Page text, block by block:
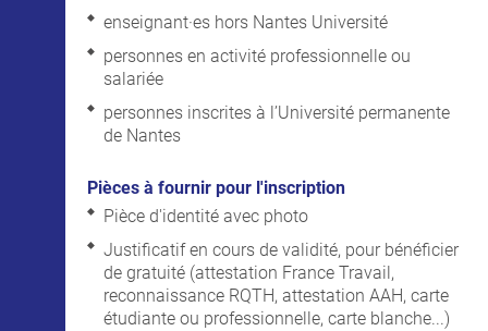
enseignant·es hors Nantes Université
personnes en activité professionnelle ou
salariée
personnes inscrites à l’Université permanente
de Nantes
Pièces à fournir pour l'inscription
Pièce d'identité avec photo
Justificatif en cours de validité, pour bénéficier
de gratuité (attestation France Travail,
reconnaissance RQTH, attestation AAH, carte
étudiante ou professionnelle, carte blanche...)